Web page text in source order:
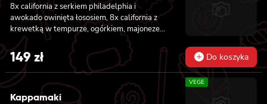
8x california z serkiem philadelphia i
awokado owinięta łososiem, 8x california z
krewetką w tempurze, ogórkiem, majonezem
lekko pikantnym, sezam i masago owinięta
łososiem, 8x california z łososiem, serkiem
philadelphia, ogórkiem, majonezem lekko
pikantnym i sezamem owinięta krewetką, 8x
california z krewetką w tempurze, ogórkiem,
majonezem lekko pikantnym, sosem teriyaki i
149 zł Do koszyka
Kappamaki
VEGE